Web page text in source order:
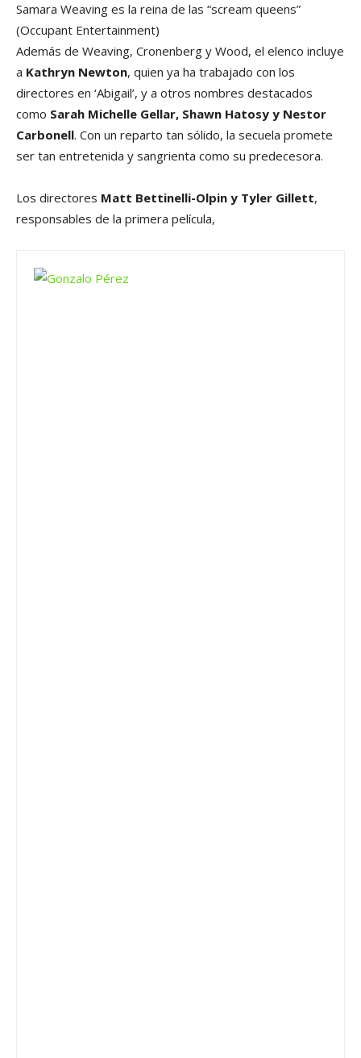
Samara Weaving es la reina de las “scream queens”
(Occupant Entertainment)
Además de Weaving, Cronenberg y Wood, el elenco incluye
a Kathryn Newton, quien ya ha trabajado con los
directores en ‘Abigail’, y a otros nombres destacados
como Sarah Michelle Gellar, Shawn Hatosy y Nestor
Carbonell. Con un reparto tan sólido, la secuela promete
ser tan entretenida y sangrienta como su predecesora.
Los directores Matt Bettinelli-Olpin y Tyler Gillett,
responsables de la primera película,